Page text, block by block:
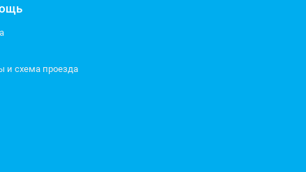
и схема проезда